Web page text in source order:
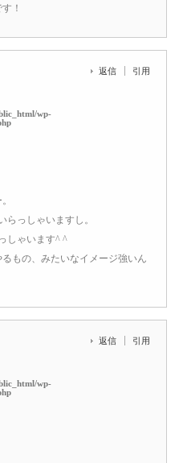
！
wp-
返信 引用
らっしゃいますし。
しゃいます^ ^
もの、みたいなイメージ強いん
wp-
返信 引用